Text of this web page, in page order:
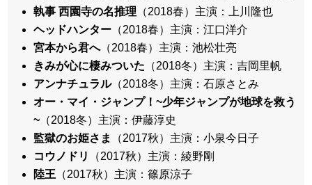
執事 西園寺の名推理 （2018春）主演：上川隆也
ヘッドハンター （2018春）主演：江口洋介
宮本から君へ（2018春）主演：池松壮亮
きみが心に棲みついた （2018冬）主演：吉岡里帆
アンナチュラル（2018冬）主演：石原さとみ
オー・マイ・ジャンプ！~少年ジャンプが地球を救う
~ （2018冬）主演：伊藤淳史
監獄のお姫さま
（2017秋）主演：小泉今日子
コウノドリ
（2017秋）主演：綾野剛
陸王 （2017秋）主演：篠原涼子